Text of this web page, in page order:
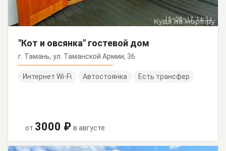
"Кот и овсянка" гостевой дом
г. Тамань, ул. Таманской Армии, 36
Интернет Wi-Fi Автостоянка Есть трансфер
от 3000 ₽ в августе